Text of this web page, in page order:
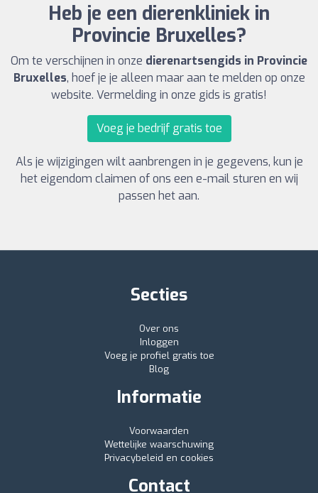
Heb je een dierenkliniek in
Provincie Bruxelles?
Om te verschijnen in onze dierenartsengids in Provincie
Bruxelles, hoef je je alleen maar aan te melden op onze
website. Vermelding in onze gids is gratis!
Voeg je bedrijf gratis toe
Als je wijzigingen wilt aanbrengen in je gegevens, kun je
het eigendom claimen of ons een e-mail sturen en wij
passen het aan.
Secties
Over ons
Inloggen
Voeg je profiel gratis toe
Blog
Informatie
Voorwaarden
Wettelijke waarschuwing
Privacybeleid en cookies
Contact